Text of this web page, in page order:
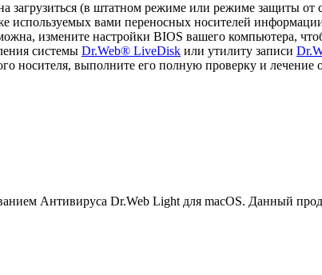
загрузиться (в штатном режиме или режиме защиты от
используемых вами переносных носителей
измените настройки BIOS вашего компьютера,
системы Dr.Web® LiveDisk или утилиту записи
носителя, выполните его полную проверку и лечение
Антивируса Dr.Web Light для macOS. Данный